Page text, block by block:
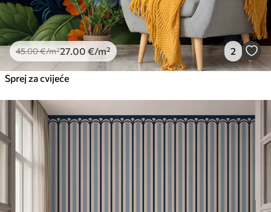
45.00€/m²27 .00 €/m² 2
Sprej za cvijeće